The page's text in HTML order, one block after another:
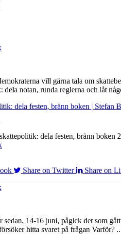
vill gärna tala om
dela notan, runda reglerna och låt
dela festen, bränn boken | Stefan
dela festen, bränn boken
Share on Twitter Share on
sedan, 14-16 juni, pågick det som
hitta svaret på frågan Varför?